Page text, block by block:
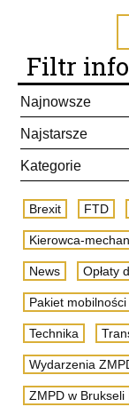
Filtr
Najnowsze
Najstarsze
Kategorie
Brexit FTD
Kierowca-
News Opłaty
Pakiet mobilności
Technika
Wydarzenia
ZMPD w Brukseli